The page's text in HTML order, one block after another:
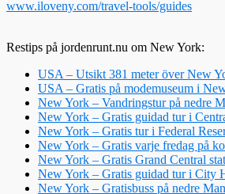
www.iloveny.com/travel-tools/guides
Restips på jordenrunt.nu om New York:
USA – Utsikt 381 meter över New
USA – Gratis på modemuseum i
New York – Vandringstur på nedre
New York – Gratis guidad tur i
New York – Gratis tur i Federal
New York – Gratis varje fredag på
New York – Gratis Grand Central
New York – Gratis guidad tur i City
New York – Gratisbuss på nedre